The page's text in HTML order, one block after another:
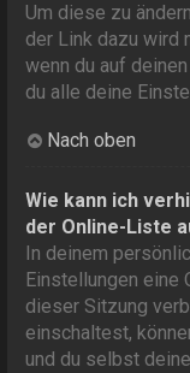
Um diese zu
der Link dazu wird
wenn du auf
du alle deine
Nach oben
Wie kann ich
der Online-Liste
In deinem
Einstellungen eine
dieser Sitzung
einschaltest,
und du selbst